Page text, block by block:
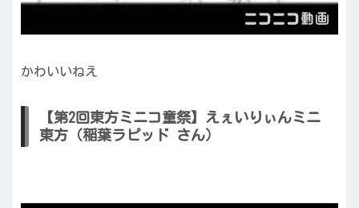
かわいいねえ
【第2回東方ミニコ童祭】えぇいりぃんミニ
東方（稲葉ラピッド さん）